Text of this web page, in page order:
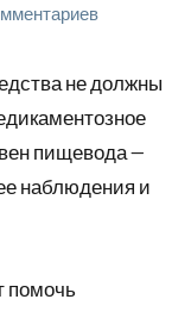
не должны
пищевода —
наблюдения и
помочь